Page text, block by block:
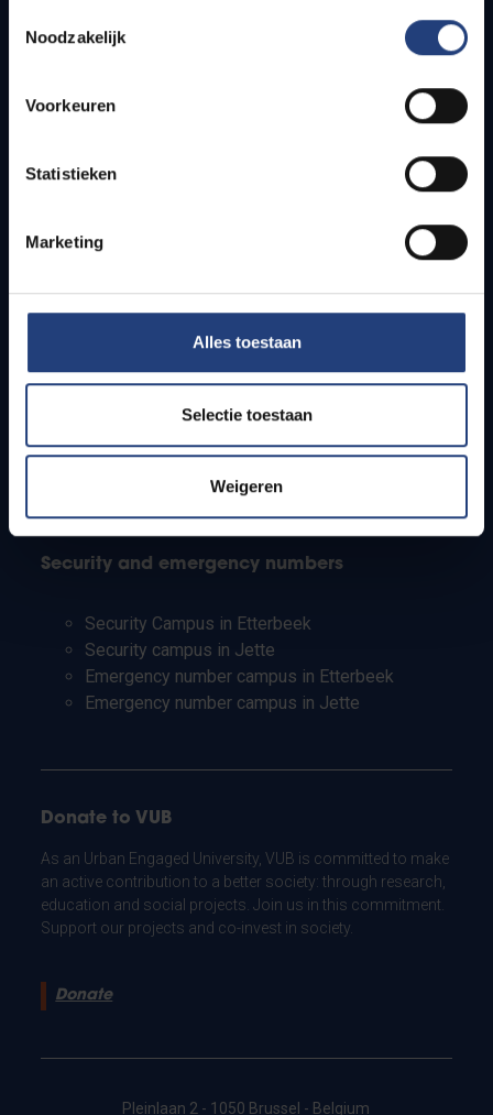
Noodzakelijk
Voorkeuren
Statistieken
Marketing
Alles toestaan
Selectie toestaan
Weigeren
Quick links
How to get to the VUB campuses
Students
PhD students
Teachers and secondary schools
Working students
Security and emergency numbers
Security Campus in Etterbeek
Security campus in Jette
Emergency number campus in Etterbeek
Emergency number campus in Jette
Donate to VUB
As an Urban Engaged University, VUB is committed to make
an active contribution to a better society: through research,
education and social projects. Join us in this commitment.
Support our projects and co-invest in society.
Donate
Pleinlaan 2 - 1050 Brussel - Belgium